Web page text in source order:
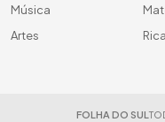
Música
Artes
FOLHA DO SUL